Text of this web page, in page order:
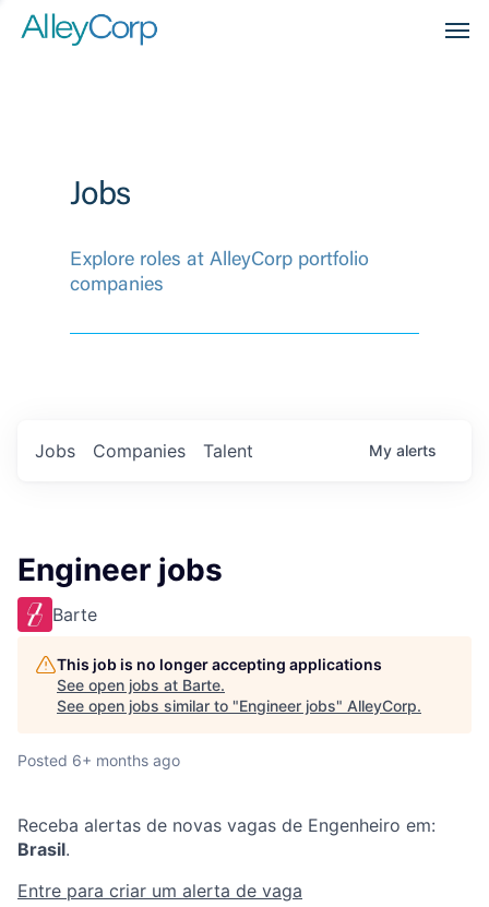
Jobs
Explore roles at AlleyCorp portfolio
companies
Jobs Companies Talent My alerts
Engineer jobs
Barte
This job is no longer accepting applications
See open jobs at Barte.
See open jobs similar to "Engineer jobs" AlleyCorp.
Posted 6+ months ago
Receba alertas de novas vagas de Engenheiro em:
Brasil.
Entre para criar um alerta de vaga